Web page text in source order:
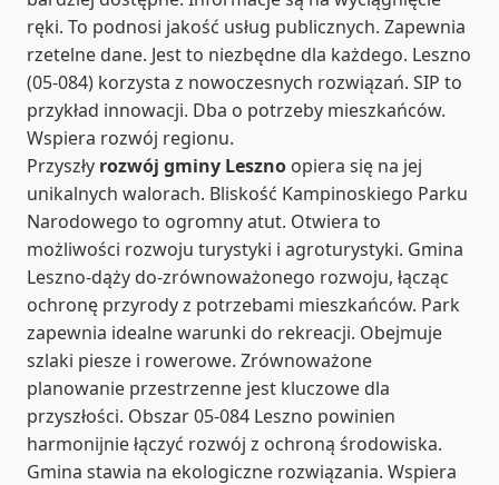
ręki. To podnosi jakość usług publicznych. Zapewnia
rzetelne dane. Jest to niezbędne dla każdego. Leszno
(05-084) korzysta z nowoczesnych rozwiązań. SIP to
przykład innowacji. Dba o potrzeby mieszkańców.
Wspiera rozwój regionu.
Przyszły rozwój gminy Leszno opiera się na jej
unikalnych walorach. Bliskość Kampinoskiego Parku
Narodowego to ogromny atut. Otwiera to
możliwości rozwoju turystyki i agroturystyki. Gmina
Leszno-dąży do-zrównoważonego rozwoju, łącząc
ochronę przyrody z potrzebami mieszkańców. Park
zapewnia idealne warunki do rekreacji. Obejmuje
szlaki piesze i rowerowe. Zrównoważone
planowanie przestrzenne jest kluczowe dla
przyszłości. Obszar 05-084 Leszno powinien
harmonijnie łączyć rozwój z ochroną środowiska.
Gmina stawia na ekologiczne rozwiązania. Wspiera